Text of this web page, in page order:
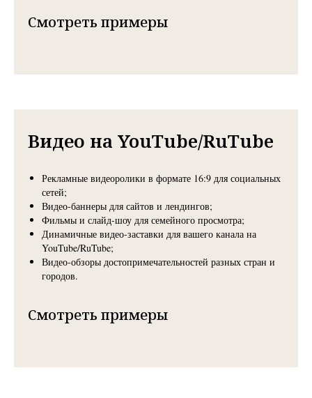
Смотреть примеры
Видео на YouTube/RuTube
Рекламные видеоролики в формате 16:9 для социальных
сетей;
Видео-баннеры для сайтов и лендингов;
Фильмы и слайд-шоу для семейного просмотра;
Динамичные видео-заставки для вашего канала на
YouTube/RuTube;
Видео-обзоры достопримечательностей разных стран и
городов.
Смотреть примеры